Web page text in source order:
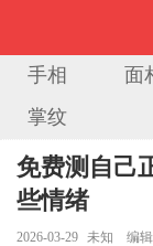
手相 面
掌纹
当前位置：
免费测自己
些情绪
2026-03-29 未知 编